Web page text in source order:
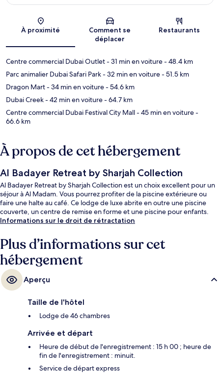
Carte
À proximité
Comment se
déplacer
Restaurants
Centre commercial Dubai Outlet- 31 min en voiture- 48.4 km
Parc animalier Dubai Safari Park- 32 min en voiture- 51.5 km
Dragon Mart- 34 min en voiture- 54.6 km
Dubai Creek- 42 min en voiture- 64.7 km
Centre commercial Dubai Festival City Mall- 45 min en voiture-
66.6 km
À propos de cet hébergement
Al Badayer Retreat by Sharjah Collection
Al Badayer Retreat by Sharjah Collection est un choix excellent pour un
séjour à Al Madam. Vous pourrez profiter de la piscine extérieure ou
faire une halte au café. Ce lodge de luxe abrite en outre une piscine
couverte, un centre de remise en forme et une piscine pour enfants.
Informations sur le droit de rétractation
Plus d’informations sur cet
hébergement
Aperçu
Taille de l'hôtel
Lodge de 46 chambres
Arrivée et départ
Heure de début de l'enregistrement : 15 h 00 ; heure de
fin de l'enregistrement : minuit.
Service de départ express